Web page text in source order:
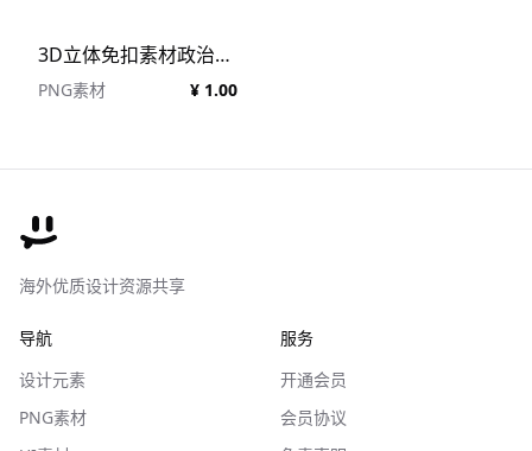
3D立体免扣素材政治政治模型
PNG素材 ¥ 1.00
海外优质设计资源共享
导航
设计元素
PNG素材
服务
开通会员
会员协议